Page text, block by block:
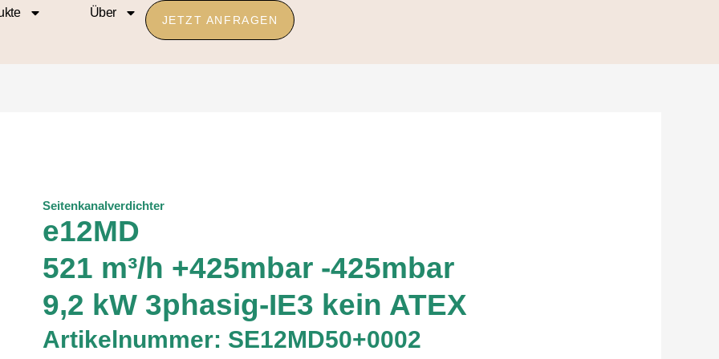
Über
JETZT ANFRAGEN
Seitenkanalverdichter
e12MD
521 m³/h +425mbar -425mbar
9,2 kW 3phasig-IE3 kein ATEX
Artikelnummer: SE12MD50+0002